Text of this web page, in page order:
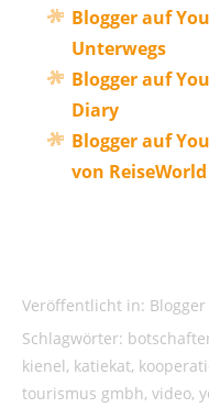
Blogger auf
Unterwegs
Blogger auf
Diary
Blogger auf
von ReiseWorld
Veröffentlicht in:
Schlagwörter:
kienel, katiekat,
tourismus gmbh, video,